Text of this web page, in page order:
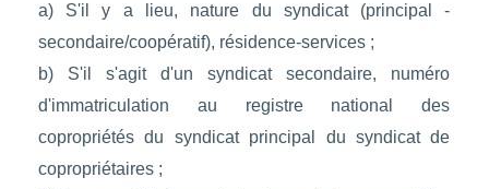
a) S'il y a lieu, nature du syndicat (principal -
secondaire/coopératif), résidence-services ;
b) S'il s'agit d'un syndicat secondaire, numéro
d'immatriculation au registre national des
copropriétés du syndicat principal du syndicat de
copropriétaires ;